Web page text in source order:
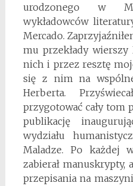
urodzonego w
wykładowców
Mercado.
mu przekłady wierszy
nich i przez resztę
się z nim na
Herberta.
przygotować cały tom
publikację
wydziału
Maladze. Po każdej
zabierał manuskrypty,
przepisania na